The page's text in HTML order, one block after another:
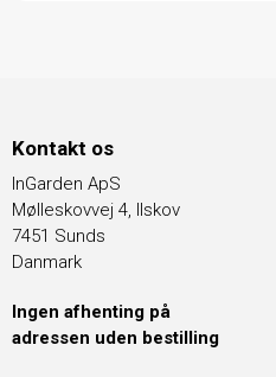
Kontakt os
InGarden ApS
Mølleskovvej 4, Ilskov
7451 Sunds
Danmark
Ingen afhenting på
adressen uden bestilling